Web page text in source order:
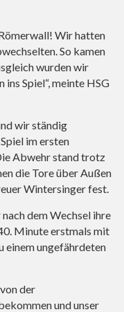
Römerwall! Wir hatten
So kamen
wurden wir
ins Spiel“, meinte HSG
wir ständig
im ersten
Abwehr stand trotz
die Tore über Außen
Wintersinger fest.
dem Wechsel ihre
Minute erstmals mit
einem ungefährdeten
der
und unser